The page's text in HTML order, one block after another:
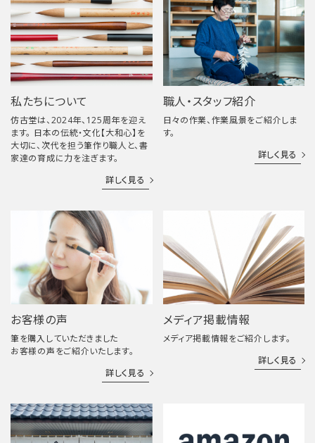
私たちについて
仿古堂は、2024年、125周年を迎え
ます。 日本の伝統・文化【大和心】を
大切に、次代を担う筆作り職人と、書
家達の育成に力を注ぎます。
詳しく見る
職人・スタッフ紹介
日々の作業、作業風景をご紹介しま
す。
詳しく見る
お客様の声
筆を購入していただきました
お客様の声をご紹介いたします。
詳しく見る
メディア掲載情報
メディア掲載情報をご紹介します。
詳しく見る